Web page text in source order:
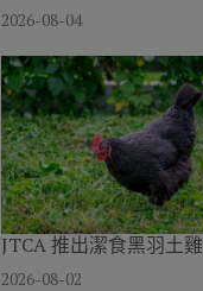
2026-08-04
JTCA 推出潔食黑羽土雞
2026-08-02